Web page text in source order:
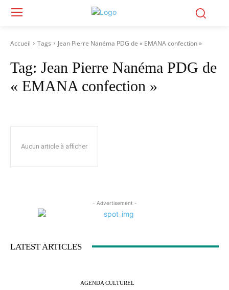
Accueil Tags Jean Pierre Nanéma PDG de « EMANA confection »
Tag: Jean Pierre Nanéma PDG de
« EMANA confection »
Aucun article à afficher
- Advertisement -
LATEST ARTICLES
AGENDA CULTUREL